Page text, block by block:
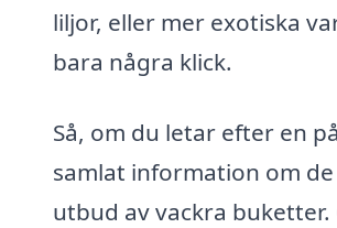
liljor, eller mer exotiska
bara några klick.
Så, om du letar efter en
samlat information om
utbud av vackra